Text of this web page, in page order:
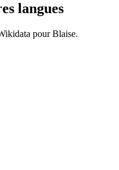
langues
pourBlaise.